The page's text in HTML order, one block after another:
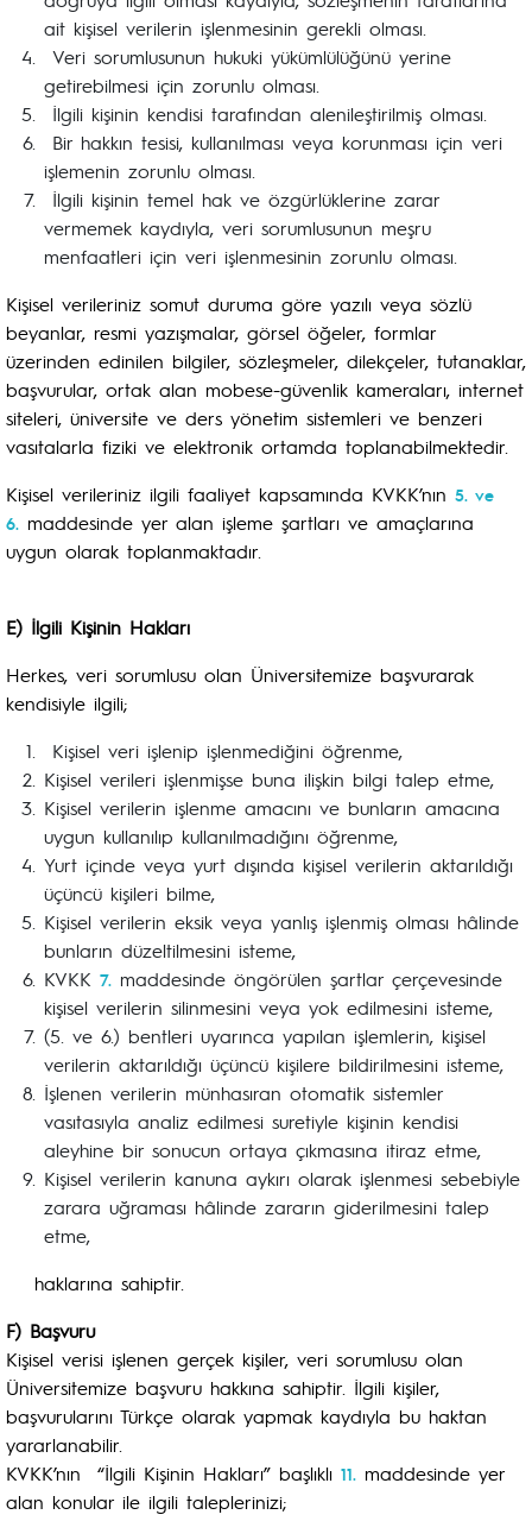
ait kişisel verilerin işlenmesinin gerekli olması.
Veri sorumlusunun hukuki yükümlülüğünü yerine
getirebilmesi için zorunlu olması.
İlgili kişinin kendisi tarafından alenileştirilmiş olması.
Bir hakkın tesisi, kullanılması veya korunması için veri
işlemenin zorunlu olması.
İlgili kişinin temel hak ve özgürlüklerine zarar
vermemek kaydıyla, veri sorumlusunun meşru
menfaatleri için veri işlenmesinin zorunlu olması.
Kişisel verileriniz somut duruma göre yazılı veya sözlü
beyanlar, resmi yazışmalar, görsel öğeler, formlar
üzerinden edinilen bilgiler, sözleşmeler, dilekçeler, tutanaklar,
başvurular, ortak alan mobese-güvenlik kameraları, internet
siteleri, üniversite ve ders yönetim sistemleri ve benzeri
vasıtalarla fiziki ve elektronik ortamda toplanabilmektedir.
Kişisel verileriniz ilgili faaliyet kapsamında KVKK’nın 5. ve
6. maddesinde yer alan işleme şartları ve amaçlarına
uygun olarak toplanmaktadır.
E) İlgili Kişinin Hakları
Herkes, veri sorumlusu olan Üniversitemize başvurarak
kendisiyle ilgili;
Kişisel veri işlenip işlenmediğini öğrenme,
Kişisel verileri işlenmişse buna ilişkin bilgi talep etme,
Kişisel verilerin işlenme amacını ve bunların amacına
uygun kullanılıp kullanılmadığını öğrenme,
Yurt içinde veya yurt dışında kişisel verilerin aktarıldığı
üçüncü kişileri bilme,
Kişisel verilerin eksik veya yanlış işlenmiş olması hâlinde
bunların düzeltilmesini isteme,
KVKK 7. maddesinde öngörülen şartlar çerçevesinde
kişisel verilerin silinmesini veya yok edilmesini isteme,
(5. ve 6.) bentleri uyarınca yapılan işlemlerin, kişisel
verilerin aktarıldığı üçüncü kişilere bildirilmesini isteme,
İşlenen verilerin münhasıran otomatik sistemler
vasıtasıyla analiz edilmesi suretiyle kişinin kendisi
aleyhine bir sonucun ortaya çıkmasına itiraz etme,
Kişisel verilerin kanuna aykırı olarak işlenmesi sebebiyle
zarara uğraması hâlinde zararın giderilmesini talep
etme,
haklarına sahiptir.
F) Başvuru
Kişisel verisi işlenen gerçek kişiler, veri sorumlusu olan
Üniversitemize başvuru hakkına sahiptir. İlgili kişiler,
başvurularını Türkçe olarak yapmak kaydıyla bu haktan
yararlanabilir.
KVKK’nın “İlgili Kişinin Hakları” başlıklı 11. maddesinde yer
alan konular ile ilgili taleplerinizi;